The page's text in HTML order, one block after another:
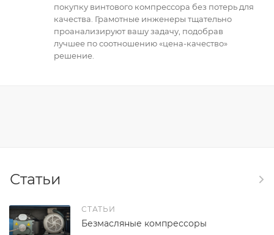
покупку винтового компрессора без потерь для
качества. Грамотные инженеры тщательно
проанализируют вашу задачу, подобрав
лучшее по соотношению «цена-качество»
решение.
Статьи
СТАТЬИ
Безмасляные компрессоры